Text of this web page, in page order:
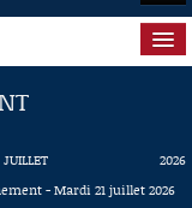
JUILLET
2026
- Mardi 21 juillet 2026